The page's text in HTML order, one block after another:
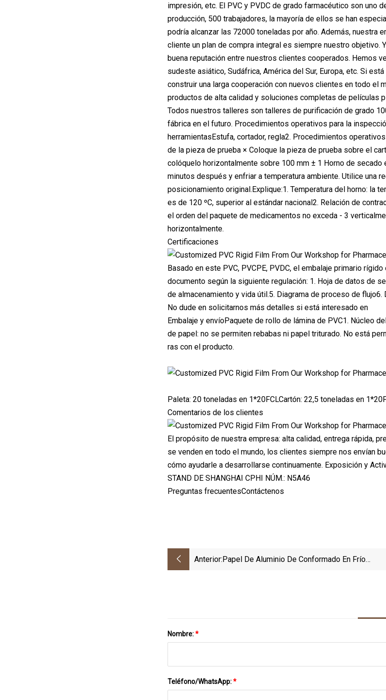
impresión, etc. El PVC y PVDC de grado farmacéutico son
producción, 500 trabajadores, la mayoría de ellos se han
podría alcanzar las 72000 toneladas por año. Además, nuestra
cliente un plan de compra integral es siempre nuestro objetivo.
buena reputación entre nuestros clientes cooperados. Hemos
sudeste asiático, Sudáfrica, América del Sur, Europa, etc. Si
construir una larga cooperación con nuevos clientes en todo
productos de alta calidad y soluciones completas de películas
Todos nuestros talleres son talleres de purificación de grado
fábrica en el futuro. Procedimientos operativos para la
herramientasEstufa, cortador, regla2. Procedimientos
de la pieza de prueba × Coloque la pieza de prueba sobre el
colóquelo horizontalmente sobre 100 mm ± 1 Horno de
minutos después y enfriar a temperatura ambiente. Utilice una
posicionamiento original.Explique:1. Temperatura del horno: la
es de 120 ºC, superior al estándar nacional2. Relación de
el orden del paquete de medicamentos no exceda - 3
horizontalmente.
Certificaciones
Basado en este PVC, PVCPE, PVDC, el embalaje primario
documento según la siguiente regulación: 1. Hoja de datos de
de almacenamiento y vida útil.5. Diagrama de proceso de
No dude en solicitarnos más detalles si está interesado en
Embalaje y envíoPaquete de rollo de lámina de PVC1. Núcleo
de papel: no se permiten rebabas ni papel triturado. No está
ras con el producto.
Paleta: 20 toneladas en 1*20FCLCartón: 22,5 toneladas en
Comentarios de los clientes
El propósito de nuestra empresa: alta calidad, entrega rápida,
se venden en todo el mundo, los clientes siempre nos envían
cómo ayudarle a desarrollarse continuamente. Exposición y
STAND DE SHANGHAI CPHI NÚM.: N5A46
Preguntas frecuentesContáctenos
Anterior:Papel De Aluminio De Conformado En Frío
Nombre:*
Teléfono/WhatsApp:*